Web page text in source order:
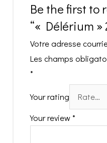
Be the first to
“« Délérium »
Votre adresse
Les champs
*
Your rating
Your review*